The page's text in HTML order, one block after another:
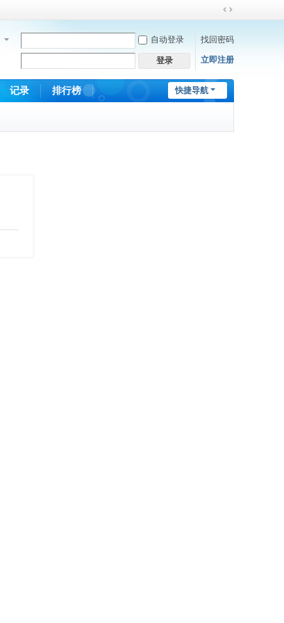
切
换
到
宽
自动登录 找回密码
登录 立即注册
快捷导航
记录 排行榜